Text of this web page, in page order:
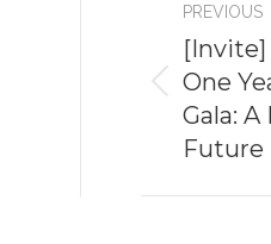
PREVIOUS
Previous
post:
[Invite]
One
Gala:
Future